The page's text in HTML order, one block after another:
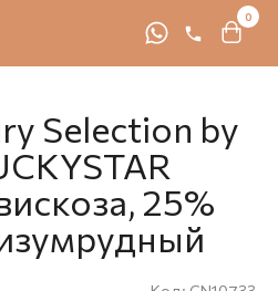
0
Selection by
25%